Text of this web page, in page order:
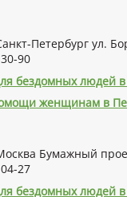
Петербург ул.
90
бездомных людей
женщинам в
Бумажный
27
бездомных людей